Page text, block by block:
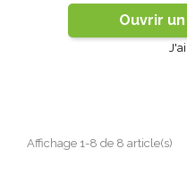
Ouvrir
Affichage 1-8 de 8 article(s)